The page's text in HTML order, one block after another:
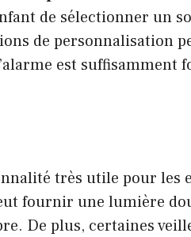
de sélectionner un
de personnalisation
est suffisamment
très utile pour les
fournir une lumière
De plus, certaines